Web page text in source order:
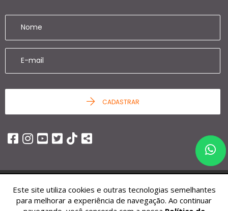
CADASTRAR
© 2026 - Ziag Imóveis -25.451.252/0001-68 -Todos os Direitos
Reservados.
Este site utiliza cookies e outras tecnologias semelhantes
para melhorar a experiência de navegação. Ao continuar